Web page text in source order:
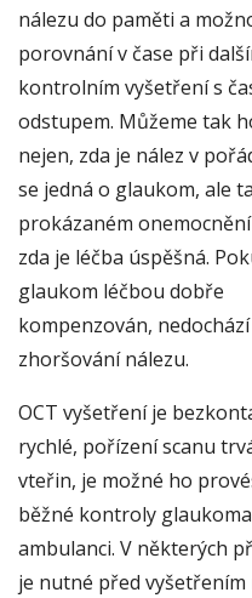
nálezu do paměti a
porovnání v čase při
kontrolním vyšetření s
odstupem. Můžeme tak
nejen, zda je nález v
se jedná o glaukom, ale
prokázaném
zda je léčba úspěšná.
glaukom léčbou dobře
kompenzován,
zhoršování nálezu.
OCT vyšetření je
rychlé, pořízení scanu
vteřin, je možné ho
běžné kontroly
ambulanci. V některých
je nutné před